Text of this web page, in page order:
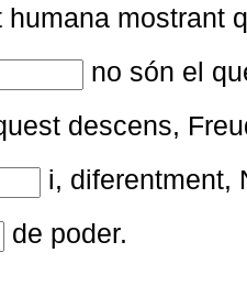
humana mostrant
no són el
descens,
i, diferentment,
de poder.